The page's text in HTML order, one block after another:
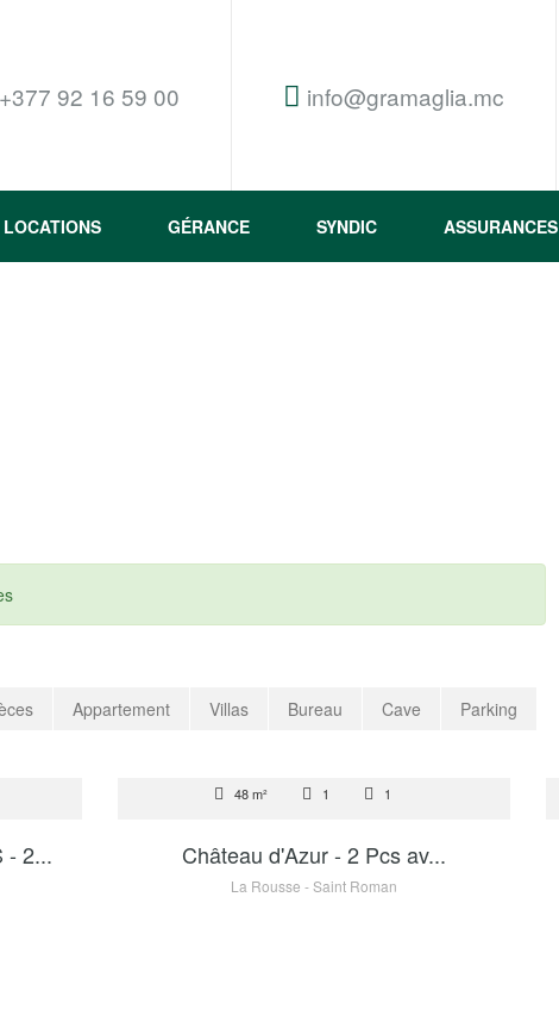
+377 92 16 59 00 info@gramaglia.mc
LOCATIONS GÉRANCE SYNDIC ASSURANCES
Appartement Villas Bureau Cave Parking
- 2...
48 m² 1 1
Château d'Azur - 2 Pcs av...
La Rousse - Saint Roman